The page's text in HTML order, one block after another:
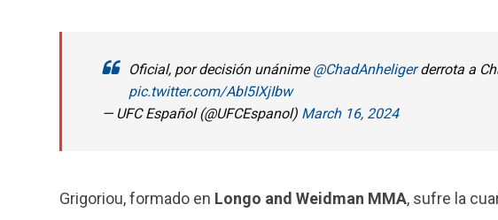
Oficial, por decisión unánime@ChadAnheligerderrota a
pic.twitter.com/AbI5IXjIbw
— UFC Español (@UFCEspanol) March 16, 2024
Grigoriou, formado en Longo and Weidman MMA, sufre la